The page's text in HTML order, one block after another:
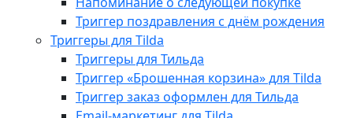
Триггер поздравления с днём рождения
Триггеры для Tilda
Триггеры для Тильда
Триггер «Брошенная корзина» для Tilda
Триггер заказ оформлен для Тильда